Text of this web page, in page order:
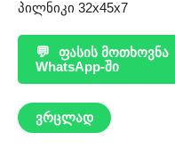
პილნიკი 32x45x7
💬
ფასის მოთხოვნა
WhatsApp-ში
ვრცლად